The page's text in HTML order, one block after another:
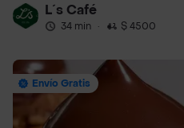
L´s Café
34 min · $ 4500
Envío Gratis